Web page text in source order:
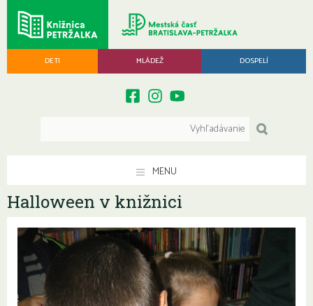
DETI MLÁDEŽ DOSPELÍ
MENU
Halloween v knižnici